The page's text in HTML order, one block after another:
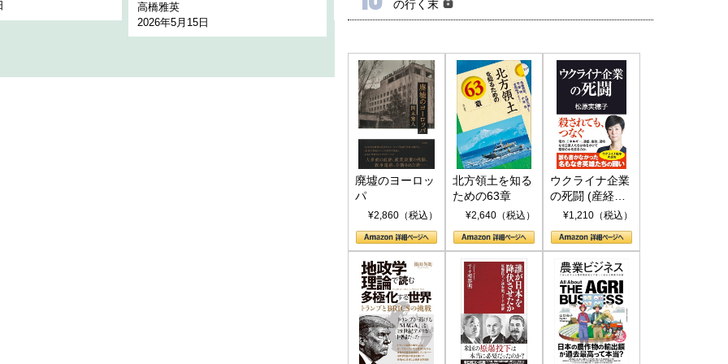
高橋雅英
2026年5月15日
2026年5月15日の行く末
廃墟のヨーロッ
パ
¥2,860（税込）
北方領土を知る
ための63章
¥2,640（税込）
ウクライナ企業
の死闘 (産経セ
レクト S 039)
¥1,210（税込）